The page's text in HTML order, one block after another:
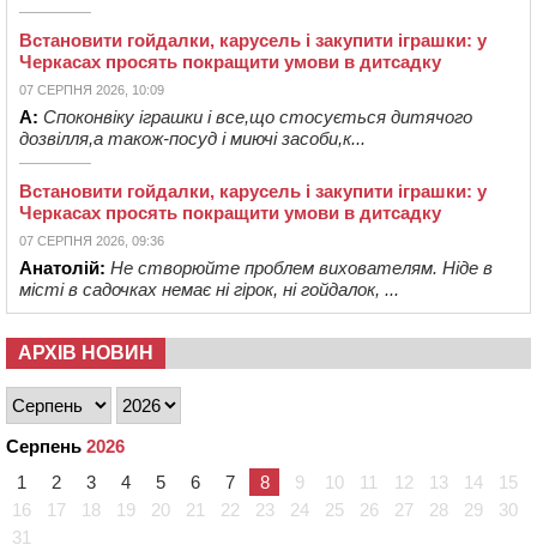
Встановити гойдалки, карусель і закупити іграшки: у
Черкасах просять покращити умови в дитсадку
07 СЕРПНЯ 2026, 10:09
А: Споконвіку іграшки і все,що стосується дитячого
дозвілля,а також-посуд і миючі засоби,к...
Встановити гойдалки, карусель і закупити іграшки: у
Черкасах просять покращити умови в дитсадку
07 СЕРПНЯ 2026, 09:36
Анатолій: Не створюйте проблем вихователям. Ніде в
місті в садочках немає ні гірок, ні гойдалок, ...
АРХІВ НОВИН
Серпень 2026
1
2 3 4 5 6 7 8 9 10 11 12 13 14
15
16
17 18 19 20 21 22 23 24 25 26 27 28 29
30
31